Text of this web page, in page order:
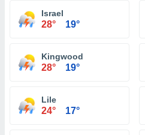
Israel
28° 19°
Kingwood
28° 19°
Lile
24° 17°